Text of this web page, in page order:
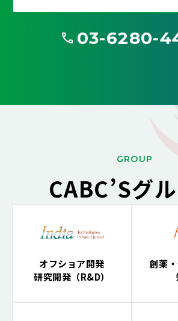
03-6280-
GROUP
CABC’Sグ
オフショア開発
研究開発（R&D）
創薬